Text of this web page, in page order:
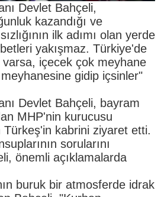
Devlet Bahçeli,
kazandığı ve
ilk adımı olan yerde
yakışmaz. Türkiye'de
içecek çok meyhane
gidip içsinler"
Devlet Bahçeli, bayram
MHP'nin kurucusu
kabrini ziyaret etti.
sorularını
önemli açıklamalarda
buruk bir atmosferde idrak